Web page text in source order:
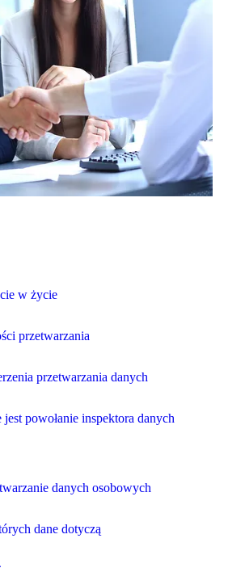
w życie
przetwarzania
przetwarzania danych
powołanie inspektora danych
danych osobowych
dane dotyczą